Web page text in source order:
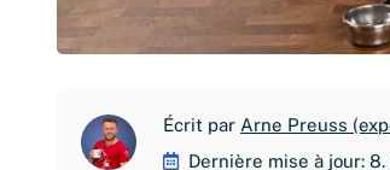
Écrit par Arne Preuss
Dernière mise à jour: